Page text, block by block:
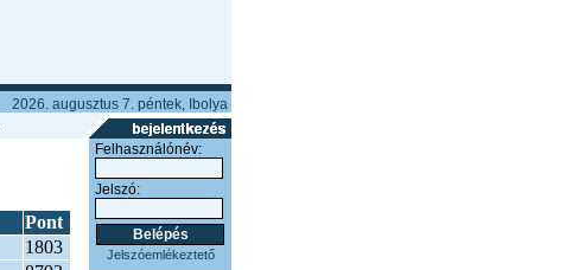
2026. augusztus 7. péntek, Ibolya
Pont
1803
Felhasználónév:
Jelszó:
Jelszóemlékeztető